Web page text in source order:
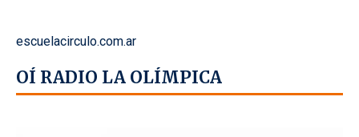
escuelacirculo.com.ar
OÍ RADIO LA OLÍMPICA